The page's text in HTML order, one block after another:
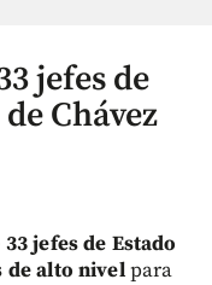
jefes de
Chávez
jefes de Estado
de alto nivelpara